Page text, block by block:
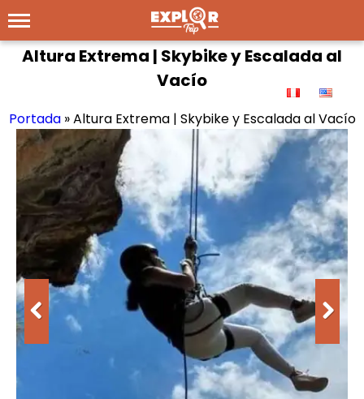
Altura Extrema | Skybike y Escalada al
Vacío
Portada»Altura Extrema | Skybike y Escalada al Vacío